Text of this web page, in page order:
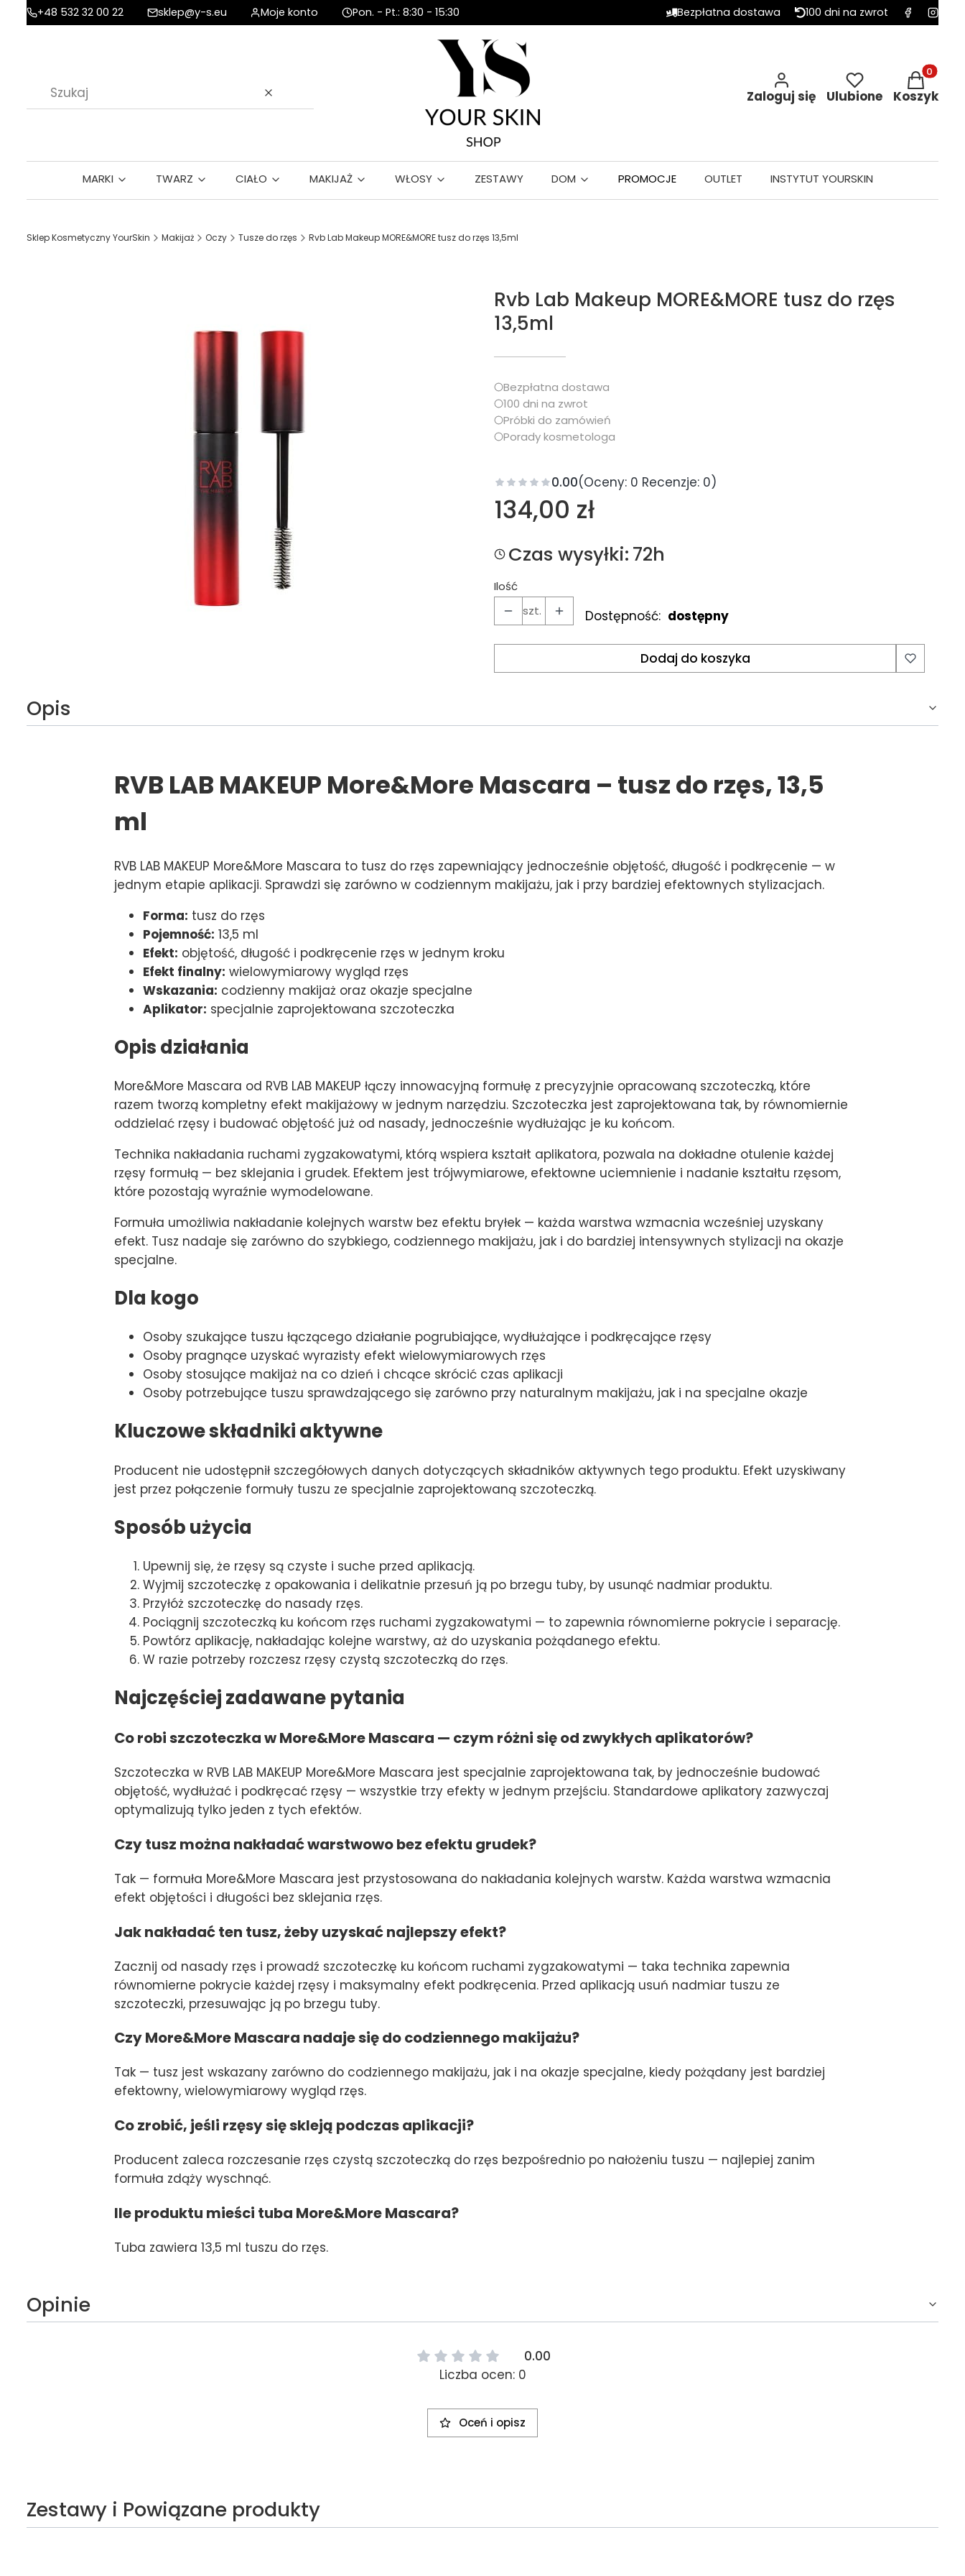
+48 532 32 00 22 sklep@y-s.eu Moje konto Pon. - Pt.: 8:30 - 15:30 Bezpłatna dostawa 100 dni na zwrot
Wyczyść Zaloguj się Ulubione
Produkty
Koszyk
MARKI TWARZ CIAŁO MAKIJAŻ WŁOSY ZESTAWY DOM PROMOCJE OUTLET INSTYTUT YOURSKIN
Sklep Kosmetyczny YourSkin Makijaż Oczy Tusze do rzęs Rvb Lab Makeup MORE&MORE tusz do rzęs 13,5ml
Rvb Lab Makeup MORE&MORE tusz do rzęs
13,5ml
Bezpłatna dostawa
100 dni na zwrot
Próbki do zamówień
Porady kosmetologa
0.00(Oceny: 0 Recenzje: 0)
Cena
134,00 zł
Czas wysyłki:72h
Ilość
szt.
Dostępność: dostępny
Dodaj do koszyka
Opis
RVB LAB MAKEUP More&More Mascara – tusz do rzęs, 13,5
ml
RVB LAB MAKEUP More&More Mascara to tusz do rzęs zapewniający jednocześnie objętość, długość i podkręcenie — w
jednym etapie aplikacji. Sprawdzi się zarówno w codziennym makijażu, jak i przy bardziej efektownych stylizacjach.
Forma: tusz do rzęs
Pojemność: 13,5 ml
Efekt: objętość, długość i podkręcenie rzęs w jednym kroku
Efekt finalny: wielowymiarowy wygląd rzęs
Wskazania: codzienny makijaż oraz okazje specjalne
Aplikator: specjalnie zaprojektowana szczoteczka
Opis działania
More&More Mascara od RVB LAB MAKEUP łączy innowacyjną formułę z precyzyjnie opracowaną szczoteczką, które
razem tworzą kompletny efekt makijażowy w jednym narzędziu. Szczoteczka jest zaprojektowana tak, by równomiernie
oddzielać rzęsy i budować objętość już od nasady, jednocześnie wydłużając je ku końcom.
Technika nakładania ruchami zygzakowatymi, którą wspiera kształt aplikatora, pozwala na dokładne otulenie każdej
rzęsy formułą — bez sklejania i grudek. Efektem jest trójwymiarowe, efektowne uciemnienie i nadanie kształtu rzęsom,
które pozostają wyraźnie wymodelowane.
Formuła umożliwia nakładanie kolejnych warstw bez efektu bryłek — każda warstwa wzmacnia wcześniej uzyskany
efekt. Tusz nadaje się zarówno do szybkiego, codziennego makijażu, jak i do bardziej intensywnych stylizacji na okazje
specjalne.
Dla kogo
Osoby szukające tuszu łączącego działanie pogrubiające, wydłużające i podkręcające rzęsy
Osoby pragnące uzyskać wyrazisty efekt wielowymiarowych rzęs
Osoby stosujące makijaż na co dzień i chcące skrócić czas aplikacji
Osoby potrzebujące tuszu sprawdzającego się zarówno przy naturalnym makijażu, jak i na specjalne okazje
Kluczowe składniki aktywne
Producent nie udostępnił szczegółowych danych dotyczących składników aktywnych tego produktu. Efekt uzyskiwany
jest przez połączenie formuły tuszu ze specjalnie zaprojektowaną szczoteczką.
Sposób użycia
Upewnij się, że rzęsy są czyste i suche przed aplikacją.
Wyjmij szczoteczkę z opakowania i delikatnie przesuń ją po brzegu tuby, by usunąć nadmiar produktu.
Przyłóż szczoteczkę do nasady rzęs.
Pociągnij szczoteczką ku końcom rzęs ruchami zygzakowatymi — to zapewnia równomierne pokrycie i separację.
Powtórz aplikację, nakładając kolejne warstwy, aż do uzyskania pożądanego efektu.
W razie potrzeby rozczesz rzęsy czystą szczoteczką do rzęs.
Najczęściej zadawane pytania
Co robi szczoteczka w More&More Mascara — czym różni się od zwykłych aplikatorów?
Szczoteczka w RVB LAB MAKEUP More&More Mascara jest specjalnie zaprojektowana tak, by jednocześnie budować
objętość, wydłużać i podkręcać rzęsy — wszystkie trzy efekty w jednym przejściu. Standardowe aplikatory zazwyczaj
optymalizują tylko jeden z tych efektów.
Czy tusz można nakładać warstwowo bez efektu grudek?
Tak — formuła More&More Mascara jest przystosowana do nakładania kolejnych warstw. Każda warstwa wzmacnia
efekt objętości i długości bez sklejania rzęs.
Jak nakładać ten tusz, żeby uzyskać najlepszy efekt?
Zacznij od nasady rzęs i prowadź szczoteczkę ku końcom ruchami zygzakowatymi — taka technika zapewnia
równomierne pokrycie każdej rzęsy i maksymalny efekt podkręcenia. Przed aplikacją usuń nadmiar tuszu ze
szczoteczki, przesuwając ją po brzegu tuby.
Czy More&More Mascara nadaje się do codziennego makijażu?
Tak — tusz jest wskazany zarówno do codziennego makijażu, jak i na okazje specjalne, kiedy pożądany jest bardziej
efektowny, wielowymiarowy wygląd rzęs.
Co zrobić, jeśli rzęsy się skleją podczas aplikacji?
Producent zaleca rozczesanie rzęs czystą szczoteczką do rzęs bezpośrednio po nałożeniu tuszu — najlepiej zanim
formuła zdąży wyschnąć.
Ile produktu mieści tuba More&More Mascara?
Tuba zawiera 13,5 ml tuszu do rzęs.
Opinie
0.00
Liczba ocen: 0
Oceń i opisz
Zestawy i Powiązane produkty